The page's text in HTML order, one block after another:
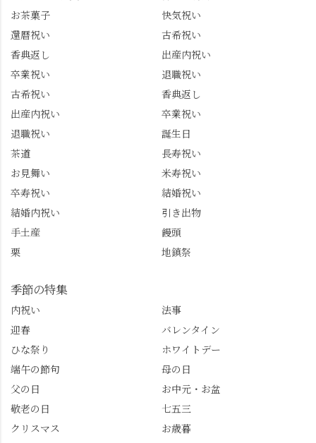
お茶菓子
快気祝い
還暦祝い
古希祝い
香典返し
出産内祝い
卒業祝い
退職祝い
古希祝い
香典返し
出産内祝い
卒業祝い
退職祝い
誕生日
茶道
長寿祝い
お見舞い
米寿祝い
卒寿祝い
結婚祝い
結婚内祝い
引き出物
手土産
饅頭
栗
地鎮祭
季節の特集
内祝い
法事
迎春
バレンタイン
ひな祭り
ホワイトデー
端午の節句
母の日
父の日
お中元・お盆
敬老の日
七五三
クリスマス
お歳暮